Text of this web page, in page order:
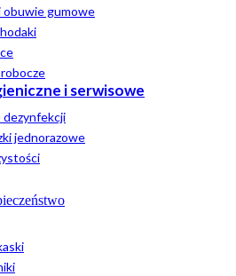
obuwie gumowe
i serwisowe
dezynfekcji
jednorazowe